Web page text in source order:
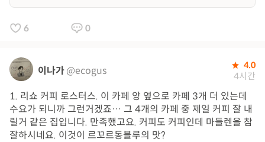
6 0
이나가@ecogus 4.0
4시간
1. 리쇼 커피 로스터스. 이 카페 양 옆으로 카페 3개 더 있는데
수요가 되니까 그런거겠죠… 그 4개의 카페 중 제일 커피 잘 내
릴거 같은 집입니다. 만족했고요. 커피도 커피인데 마들렌을 참
잘하시네요. 이것이 르꼬르동블루의 맛?